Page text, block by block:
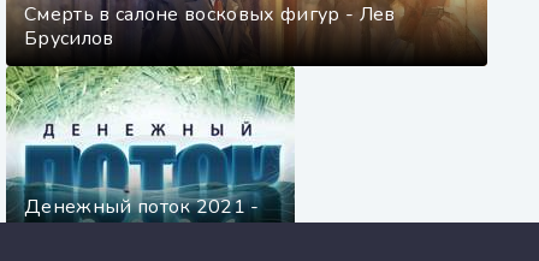
Смерть в салоне восковых фигур - Лев
Брусилов
Денежный поток 2021 -
Эдгард Зайцев